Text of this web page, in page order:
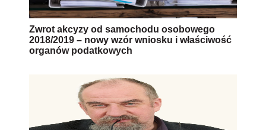
Zwrot akcyzy od samochodu osobowego
2018/2019 – nowy wzór wniosku i właściwość
organów podatkowych